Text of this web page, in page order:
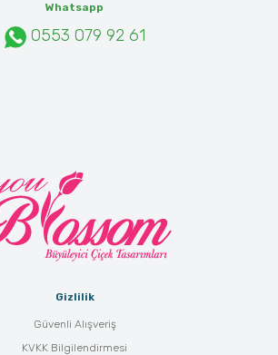
Whatsapp
0553 079 92 61
Gizlilik
Güvenli Alışveriş
KVKK Bilgilendirmesi